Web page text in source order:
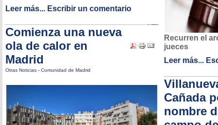
Leer más... Escribir un comentario
Comienza una nueva
ola de calor en
Madrid
Otras Noticias - Comunidad de Madrid
Recurren el
jueces
Leer más...
Cañada
nombre